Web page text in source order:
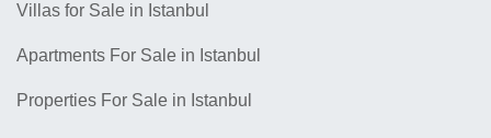
Villas for Sale in Istanbul
Apartments For Sale in Istanbul
Properties For Sale in Istanbul